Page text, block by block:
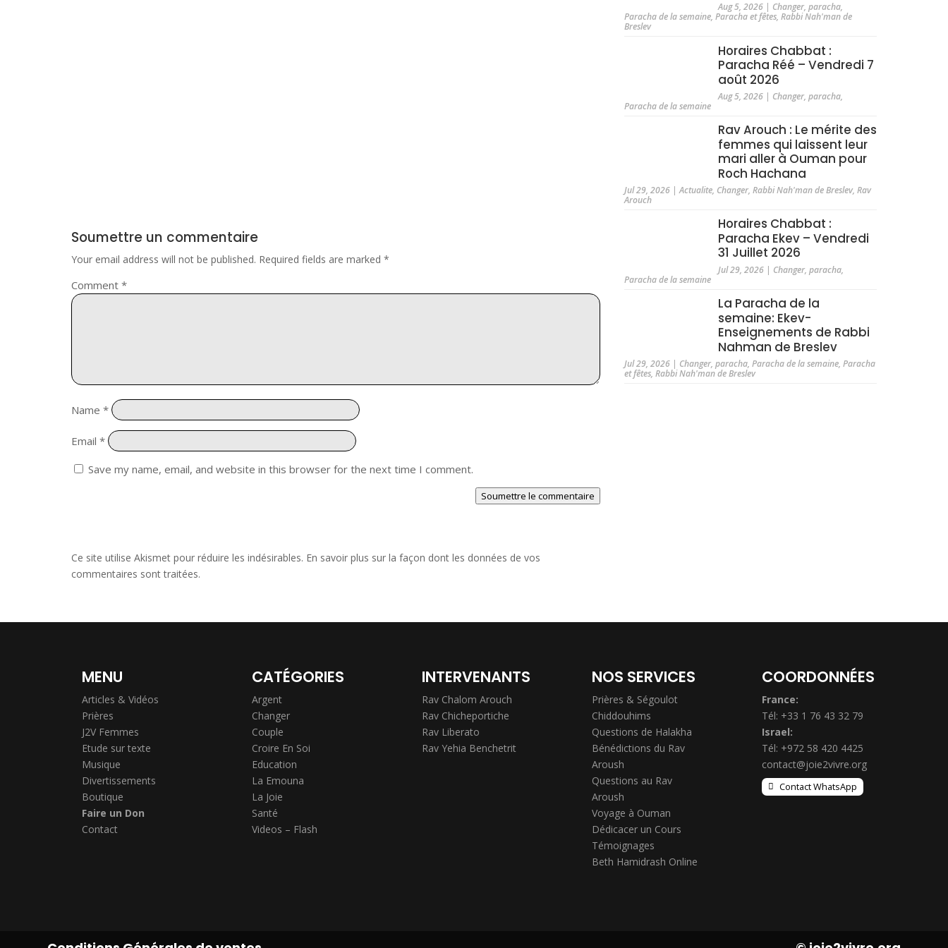
Soumettre un commentaire
Your email address will not be published. Required fields are marked *
Comment *
Name *
Email *
Save my name, email, and website in this browser for the next time I comment.
Soumettre le commentaire
Ce site utilise Akismet pour réduire les indésirables. En savoir plus sur la façon dont les données de vos
commentaires sont traitées.
Aug 5, 2026| Changer, paracha,
Paracha de la semaine,Paracha et fêtes,Rabbi Nah'man de
Breslev
Horaires Chabbat :
Paracha Réé – Vendredi 7
août 2026
Aug 5, 2026| Changer, paracha,
Paracha de la semaine
Rav Arouch : Le mérite des
femmes qui laissent leur
mari aller à Ouman pour
Roch Hachana
Jul 29, 2026 |Actualite, Changer,Rabbi Nah'man de Breslev,Rav
Arouch
Horaires Chabbat :
Paracha Ekev – Vendredi
31 Juillet 2026
Jul 29, 2026| Changer, paracha,
Paracha de la semaine
La Paracha de la
semaine: Ekev-
Enseignements de Rabbi
Nahman de Breslev
Jul 29, 2026 | Changer,paracha,Paracha de la semaine,Paracha
et fêtes,Rabbi Nah'man de Breslev
MENU
Articles & Vidéos
Prières
J2V Femmes
Etude sur texte
Musique
Divertissements
Boutique
Faire un Don
Contact
CATÉGORIES
Argent
Changer
Couple
Croire En Soi
Education
La Emouna
La Joie
Santé
Videos – Flash
INTERVENANTS
Rav Chalom Arouch
Rav Chicheportiche
Rav Liberato
Rav Yehia Benchetrit
NOS SERVICES
Prières & Ségoulot
Chiddouhims
Questions de Halakha
Bénédictions du Rav
Aroush
Questions au Rav
Aroush
Voyage à Ouman
Dédicacer un Cours
Témoignages
Beth Hamidrash Online
COORDONNÉES
France:
Tél: +33 1 76 43 32 79
Israel:
Tél: +972 58 420 4425
contact@joie2vivre.org
Contact WhatsApp